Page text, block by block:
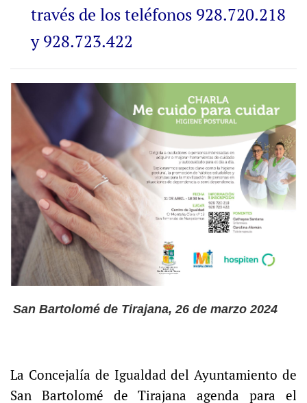
través de los teléfonos 928.720.218
y 928.723.422
San Bartolomé de Tirajana, 26 de marzo 2024
La Concejalía de Igualdad del Ayuntamiento de
San Bartolomé de Tirajana agenda para el